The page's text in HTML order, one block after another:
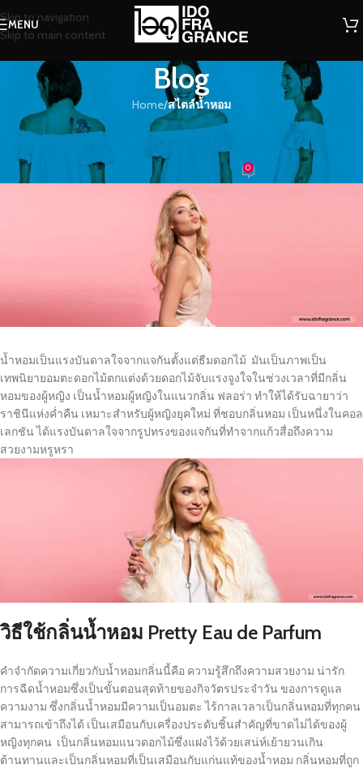
Skip to navigation
Skip to main content
MENU
Blog
Home/สไตล์น้ำหอม
สไตล์น้ำหอม
พริตตี้ ราชินีแห่งค่ำคืน
น้ำหอมOn 30/07/2020 0
น้ำหอมเป็นแรงบันดาลใจจากแจกันตั้งแต่ธีมดอกไม้ มันเป็นภาพเป็น
เทพนิยายอมตะดอกไม้ตกแต่งด้วยดอกไม้จับแรงจูงใจในช่วงเวลาที่มีกลิ่น
หอมของผู้หญิง เป็นน้ำหอมผู้หญิงในแนวกลิ่น ฟลอร่า ทำให้ได้รับฉายาว่า
ราชินีแห่งค่ำคืน เหมาะสำหรับผู้หญิงยุคใหม่ ที่ชอบกลิ่นหอม เป็นหนึ่งในคอล
เลกชัน ได้แรงบันดาลใจจากรูปทรงของแจกันที่ทำจากแก้วสื่อถึงความ
สวยงามหรูหรา
วิธีใช้กลิ่นน้ำหอม Pretty Eau de Parfum
คำจำกัดความเกี่ยวกับน้ำหอมกลิ่นนี้คือ ความรู้สึกถึงความสวยงาม น่ารัก
การฉีดน้ำหอมซึ่งเป็นขั้นตอนสุดท้ายของกิจวัตรประจำวัน ของการดูแล
ความงาม ซึ่งกลิ่นน้ำหอมมีความเป็นอมตะ ไร้กาลเวลาเป็นกลิ่นหอมที่ทุกคน
สามารถเข้าถึงได้ เป็นเสมือนกับเครื่องประดับชิ้นสำคัญที่ขาดไม่ได้ของผู้
หญิงทุกคน เป็นกลิ่นหอมแนวดอกไม้ซึ่งแฝงไว้ด้วยเสน่ห์เย้ายวนเกิน
ต้านทานและเป็นกลิ่นหอมที่เป็นเสมือนกับแก่นแท้ของน้ำหอม กลิ่นหอมที่ถูก